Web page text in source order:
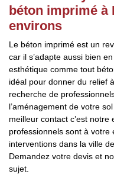
béton imprimé à
environs
Le béton imprimé est un
car il s’adapte aussi bien
esthétique comme tout
idéal pour donner du relief
recherche de
l’aménagement de votre
meilleur contact c’est
professionnels sont à votre
interventions dans la ville
Demandez votre devis et
sujet.